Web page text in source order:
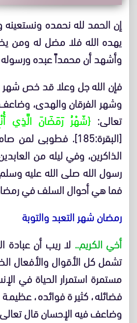
إن الحمد لله نحمده
يهده الله فلا مضل له ومن
وأشهد أن محمداً عبده
فإن الله جل وعلا قد خص شهر
وشهر الفرقان والهدى، وضاعف
تعالى:{شَهْرُ رَمَضَانَ الَّذِي
[البقرة:185]. فطوبى
الذاكرين، وفي ليله من
رسول الله صلى الله عليه
فما هي أحوال السلف في
رمضان شهر التعبد والتوبة
أخي الكريم.. لا ريب أن عبادة
تشمل كل الأقوال والأفعال
مستمرة استمرار الحياة في
فضائله، كثيرة فوائده،
وضاعف فيه الإحسان قال